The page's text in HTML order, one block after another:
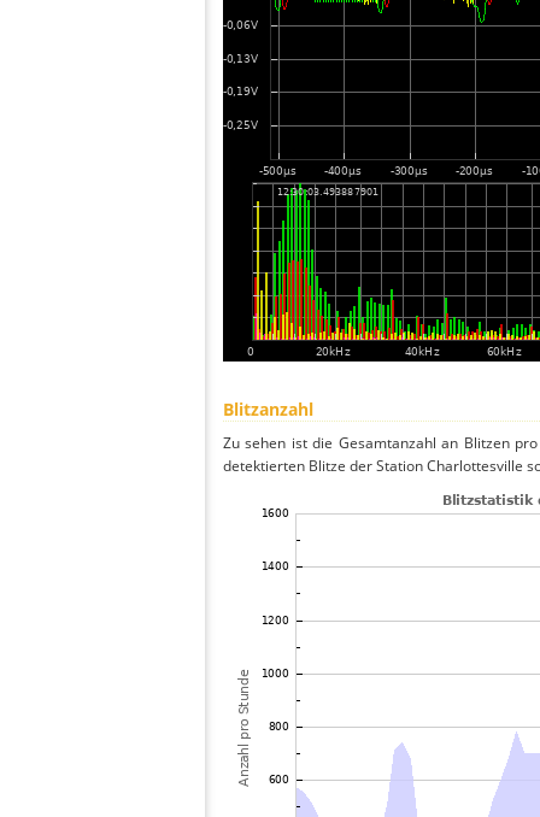
Blitzanzahl
Zu sehen ist die Gesamtanzahl an Blitzen
detektierten Blitze der Station Charlottesville